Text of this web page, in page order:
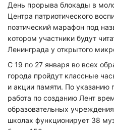
День прорыва блокады в
Центра патриотического
поэтический марафон под
котором участники будут
Ленинграда у открытого
С 19 по 27 января во всех
города пройдут классные
и акции памяти. По указанию
работа по созданию Лент
образовательных
школах функционирует 38